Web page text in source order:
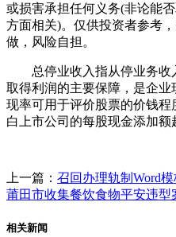
或损害承担任何义务(非论能
方面相关)。仅供投资者参考
做，风险自担。
总停业收入指从停业务收
取得利润的主要保障，是企
现率可用于评价股票的价钱
白上市公司的每股现金添加额
上一篇： 召回办理轨制Word
莆田市收集餐饮食物平安违型
相关新闻